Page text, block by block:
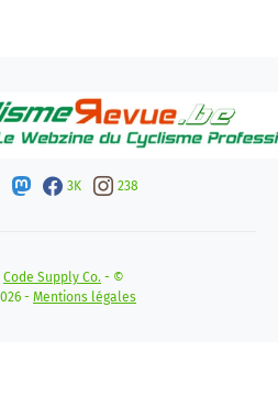
3K 238
Code Supply Co. - ©
- Mentions légales